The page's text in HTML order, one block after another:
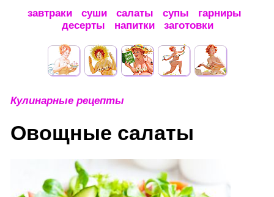
завтраки суши салаты супы
гарниры
десерты
напитки заготовки
Кулинарные рецепты
Овощные салаты